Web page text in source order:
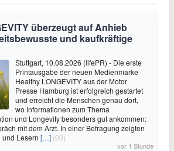
überzeugt auf Anhieb
und kaufkräftige
Stuttgart, 10.08.2026 (lifePR) - Die erste
Printausgabe der neuen Medienmarke
Healthy LONGEVITY aus der Motor
Presse Hamburg ist erfolgreich gestartet
und erreicht die Menschen genau dort,
wo Informationen zum Thema
und Longevity besonders gut ankommen:
mit dem Arzt. In einer Befragung zeigten
Lesern […] (00)
vor 1 Stunde